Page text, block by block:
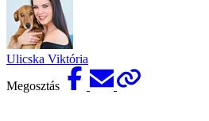
Ulicska Viktória
Megosztás